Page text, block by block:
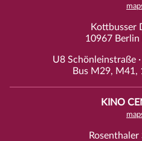
Kottbusser
10967 Berlin
U8 Schönleinstraße
Bus M29, M41,
KINO